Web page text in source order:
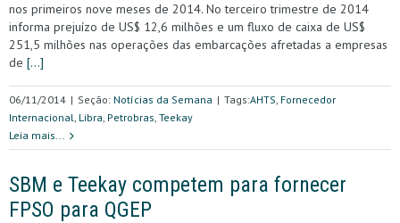
nos primeiros nove meses de 2014. No terceiro trimestre de 2014
informa prejuízo de US$ 12,6 milhões e um fluxo de caixa de US$
251,5 milhões nas operações das embarcações afretadas a empresas
de […]
06/11/2014 | Seção: Notícias da Semana | Tags:AHTS, Fornecedor
Internacional, Libra, Petrobras, Teekay
Leia mais...
SBM e Teekay competem para fornecer
FPSO para QGEP